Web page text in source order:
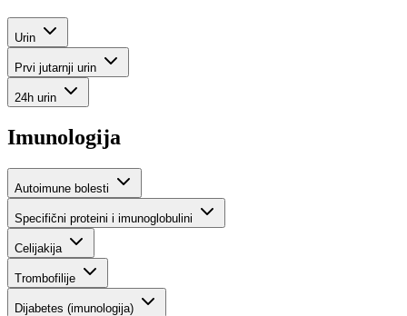
Urin
Prvi jutarnji urin
24h urin
Imunologija
Autoimune bolesti
Specifični proteini i imunoglobulini
Celijakija
Trombofilije
Dijabetes (imunologija)